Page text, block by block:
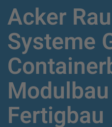
Acker
Systeme
Modulbau
Fertigbau